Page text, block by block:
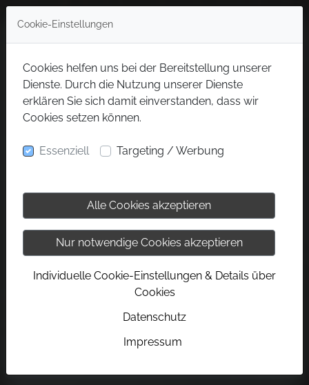
Cookie-Einstellungen
Cookies helfen uns bei der Bereitstellung unserer
Dienste. Durch die Nutzung unserer Dienste
erklären Sie sich damit einverstanden, dass wir
Cookies setzen können.
Essenziell Targeting / Werbung
Alle Cookies akzeptieren
Nur notwendige Cookies akzeptieren
Individuelle Cookie-Einstellungen & Details über
Cookies
Datenschutz
Impressum